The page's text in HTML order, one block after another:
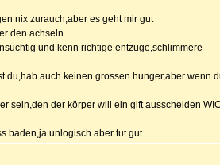
nix zurauch,aber es geht mir gut
den achseln...
und kenn richtige entzüge,schlimmere
du,hab auch keinen grossen hunger,aber wenn
sein,den der körper will ein gift ausscheiden
baden,ja unlogisch aber tut gut